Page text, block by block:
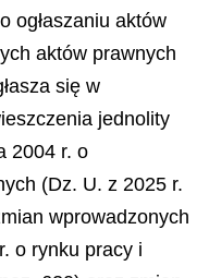
ogłaszaniu aktów
aktów prawnych
się w
jednolity
2004 r. o
(Dz. U. z 2025 r.
wprowadzonych
o rynku pracy i